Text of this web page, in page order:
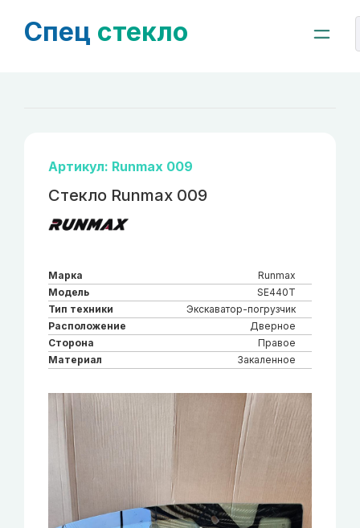
Спец стекло
Артикул: Runmax 009
Стекло Runmax 009
Марка
Runmax
Модель
SE440T
Тип техники
Экскаватор-погрузчик
Расположение
Дверное
Сторона
Правое
Материал
Закаленное